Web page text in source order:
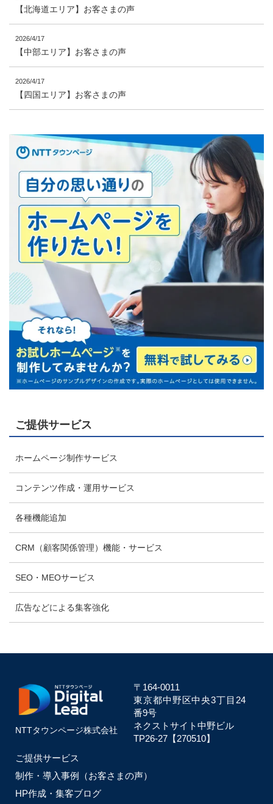
【北海道エリア】お客さまの声
2026/4/17
【中部エリア】お客さまの声
2026/4/17
【四国エリア】お客さまの声
ご提供サービス
ホームページ制作サービス
コンテンツ作成・運用サービス
各種機能追加
CRM（顧客関係管理）機能・サービス
SEO・MEOサービス
広告などによる集客強化
NTTタウンページ株式会社
ご提供サービス
制作・導入事例（お客さまの声）
HP作成・集客ブログ
〒164-0011
東京都中野区中央3丁目24
番9号
ネクストサイト中野ビル
TP26-27【270510】